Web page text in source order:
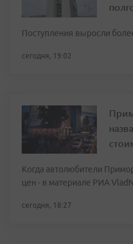
Поступления выросли
сегодня, 19:02
Когда автолюбители
цен - в материале РИА
сегодня, 18:27